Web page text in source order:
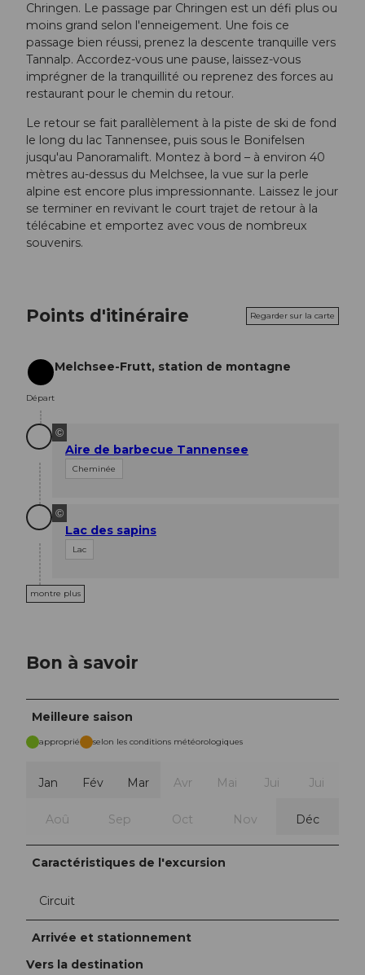
Chringen. Le passage par Chringen est un défi plus ou
moins grand selon l'enneigement. Une fois ce
passage bien réussi, prenez la descente tranquille vers
Tannalp. Accordez-vous une pause, laissez-vous
imprégner de la tranquillité ou reprenez des forces au
restaurant pour le chemin du retour.
Le retour se fait parallèlement à la piste de ski de fond
le long du lac Tannensee, puis sous le Bonifelsen
jusqu'au Panoramalift. Montez à bord – à environ 40
mètres au-dessus du Melchsee, la vue sur la perle
alpine est encore plus impressionnante. Laissez le jour
se terminer en revivant le court trajet de retour à la
télécabine et emportez avec vous de nombreux
souvenirs.
Points d'itinéraire Regarder sur la carte
Départ
Départ
Melchsee-Frutt, station de montagne
©
Aire de barbecue Tannensee
Cheminée
©
Lac des sapins
Lac
montre plus
Bon à savoir
Meilleure saison
approprié selon les conditions météorologiques
Jan Fév Mar Avr Mai Jui Jui
Aoû Sep Oct Nov Déc
Caractéristiques de l'excursion
Circuit
Arrivée et stationnement
Vers la destination